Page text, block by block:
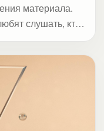
материала.
слушать, кто-